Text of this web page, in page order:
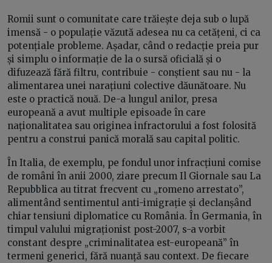
Romii sunt o comunitate care trăiește deja sub o lupă
imensă - o populație văzută adesea nu ca cetățeni, ci ca
potențiale probleme. Așadar, când o redacție preia pur
și simplu o informație de la o sursă oficială și o
difuzează fără filtru, contribuie - conștient sau nu - la
alimentarea unei narațiuni colective dăunătoare. Nu
este o practică nouă. De-a lungul anilor, presa
europeană a avut multiple episoade în care
naționalitatea sau originea infractorului a fost folosită
pentru a construi panică morală sau capital politic.
În Italia, de exemplu, pe fondul unor infracțiuni comise
de români în anii 2000, ziare precum Il Giornale sau La
Repubblica au titrat frecvent cu „romeno arrestato”,
alimentând sentimentul anti-imigrație și declanșând
chiar tensiuni diplomatice cu România. În Germania, în
timpul valului migraționist post-2007, s-a vorbit
constant despre „criminalitatea est-europeană” în
termeni generici, fără nuanță sau context. De fiecare